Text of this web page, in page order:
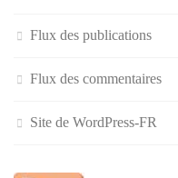
Flux des publications
Flux des commentaires
Site de WordPress-FR